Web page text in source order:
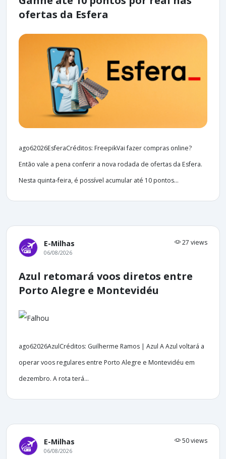
ofertas da Esfera
ago62026EsferaCréditos: FreepikVai fazer compras online?
Então vale a pena conferir a nova rodada de ofertas da Esfera.
Nesta quinta-feira, é possível acumular até 10 pontos...
E-Milhas 27 views
06/08/2026
Azul retomará voos diretos entre
Porto Alegre e Montevidéu
ago62026AzulCréditos: Guilherme Ramos | Azul A Azul voltará a
operar voos regulares entre Porto Alegre e Montevidéu em
dezembro. A rota terá...
E-Milhas 50 views
06/08/2026